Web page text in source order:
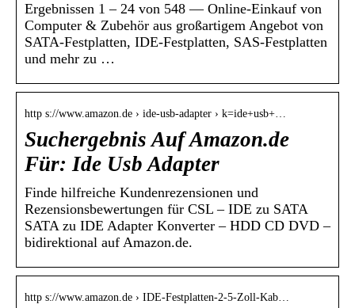
Ergebnissen 1 – 24 von 548 — Online-Einkauf von
Computer & Zubehör aus großartigem Angebot von
SATA-Festplatten, IDE-Festplatten, SAS-Festplatten
und mehr zu …
http s://www.amazon.de › ide-usb-adapter › k=ide+usb+…
Suchergebnis Auf Amazon.de
Für: Ide Usb Adapter
Finde hilfreiche Kundenrezensionen und
Rezensionsbewertungen für CSL – IDE zu SATA
SATA zu IDE Adapter Konverter – HDD CD DVD –
bidirektional auf Amazon.de.
http s://www.amazon.de › IDE-Festplatten-2-5-Zoll-Kab…